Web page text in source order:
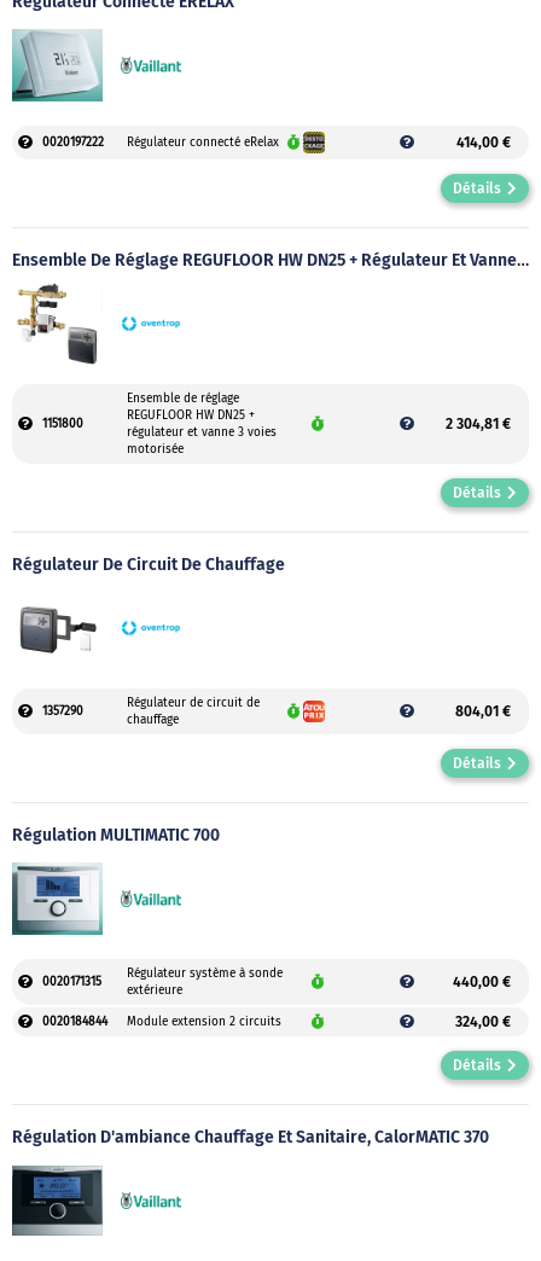
0020197222 Régulateur connecté eRelax 414,00 €
Détails
Ensemble De Réglage REGUFLOOR HW DN25 + Régulateur Et Vanne 3 Voies Motorisée
1151800
Ensemble de réglage
REGUFLOOR HW DN25 +
régulateur et vanne 3 voies
motorisée
2 304,81 €
Détails
Régulateur De Circuit De Chauffage
1357290
Régulateur de circuit de
chauffage
804,01 €
Détails
Régulation MULTIMATIC 700
0020171315
Régulateur système à sonde
extérieure
440,00 €
0020184844 Module extension 2 circuits 324,00 €
Détails
Régulation D'ambiance Chauffage Et Sanitaire, CalorMATIC 370